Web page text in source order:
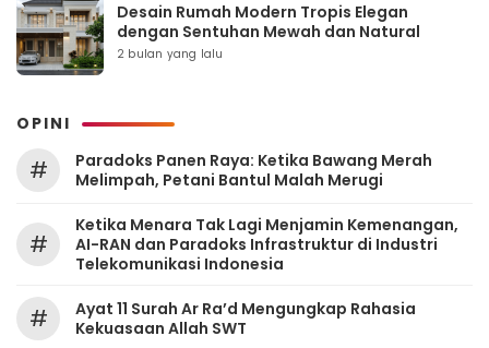
Desain Rumah Modern Tropis Elegan
dengan Sentuhan Mewah dan Natural
2 bulan yang lalu
OPINI
#
Paradoks Panen Raya: Ketika Bawang Merah
Melimpah, Petani Bantul Malah Merugi
#
Ketika Menara Tak Lagi Menjamin Kemenangan,
AI-RAN dan Paradoks Infrastruktur di Industri
Telekomunikasi Indonesia
#
Ayat 11 Surah Ar Ra’d Mengungkap Rahasia
Kekuasaan Allah SWT